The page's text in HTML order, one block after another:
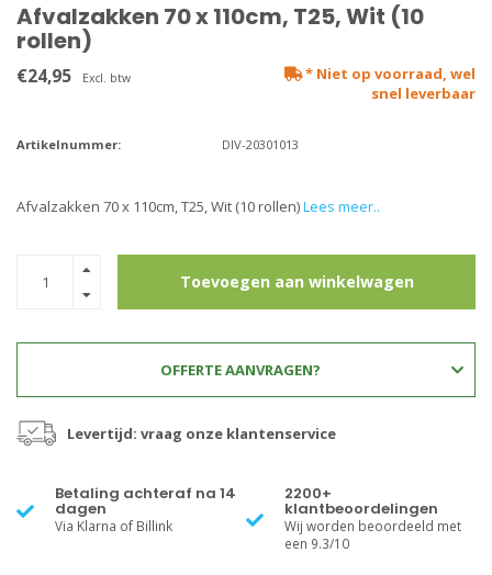
Afvalzakken 70 x 110cm, T25, Wit (10
rollen)
€24,95 Excl. btw
* Niet op voorraad, wel
snel leverbaar
Artikelnummer: DIV-20301013
Afvalzakken 70 x 110cm, T25, Wit (10 rollen)Lees meer..
Toevoegen aan winkelwagen
OFFERTE AANVRAGEN?
Levertijd: vraag onze klantenservice
Betaling achteraf na 14
dagen
Via Klarna of Billink
2200+
klantbeoordelingen
Wij worden beoordeeld met
een 9.3/10